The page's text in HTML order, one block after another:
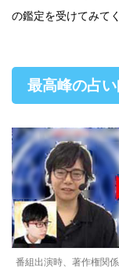
の鑑定を受けてみて
最高峰の占
番組出演時、著作権関